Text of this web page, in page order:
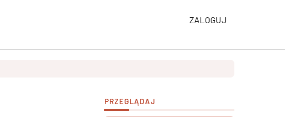
ZALOGUJ
PRZEGLĄDAJ